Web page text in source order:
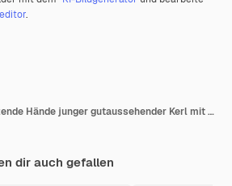
.
Aufgeregt spreizende Hände junger gutaussehender Kerl mit grünem T-Shirt isoliert auf grünem Hintergrund
dir auch gefallen